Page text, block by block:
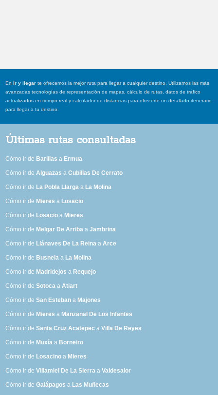
Enir y llegar te ofrecemos la mejor ruta para llegar a cualquier destino. Utilizamos las más
avanzadas tecnologías de representación de mapas, cálculo de rutas, datos de tráfico
actualizados en tiempo real y calculador de distancias para ofrecerte un detallado itenerario
para llegar a tu destino.
Últimas rutas consultadas
Cómo ir de Barillas a Ermua
Cómo ir deAlguazas aCubillas De Cerrato
Cómo ir de La Pobla Llarga a La Molina
Cómo ir de Mieres a Losacio
Cómo ir de Losacio a Mieres
Cómo ir de Melgar De Arriba aJambrina
Cómo ir de Llánaves De La Reina aArce
Cómo ir de Busnela a La Molina
Cómo ir de Madridejos a Requejo
Cómo ir deSotoca aAtiart
Cómo ir deSan Esteban a Majones
Cómo ir de Mieres a Manzanal De Los Infantes
Cómo ir deSanta Cruz Acatepec aVilla De Reyes
Cómo ir de Muxía a Borneiro
Cómo ir de Losacino a Mieres
Cómo ir deVillamiel De La Sierra aValdesalor
Cómo ir deGalápagos a Las Muñecas